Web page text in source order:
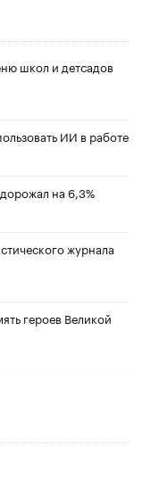
школ и детсадов
ИИ в работе
на 6,3%
журнала
героев Великой